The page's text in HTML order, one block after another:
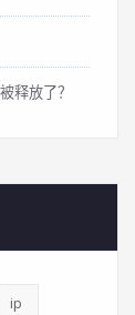
释放了？
ip